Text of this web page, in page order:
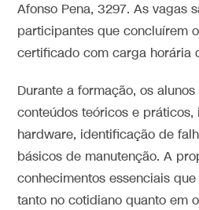
Afonso Pena, 3297. As vagas
participantes que concluírem
certificado com carga horária
Durante a formação, os
conteúdos teóricos e
hardware, identificação de
básicos de manutenção. A
conhecimentos essenciais
tanto no cotidiano quanto em